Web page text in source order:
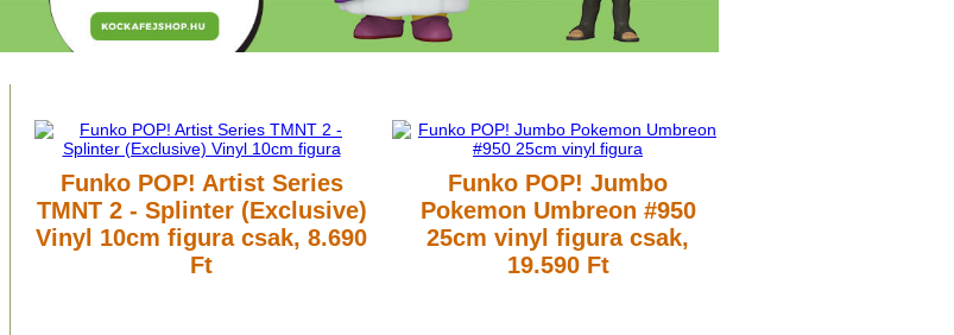
Funko POP! Artist Series
TMNT 2 - Splinter (Exclusive)
Vinyl 10cm figuracsak, 8.690
Ft
Funko POP! Jumbo
Pokemon Umbreon #950
25cm vinyl figuracsak,
19.590 Ft